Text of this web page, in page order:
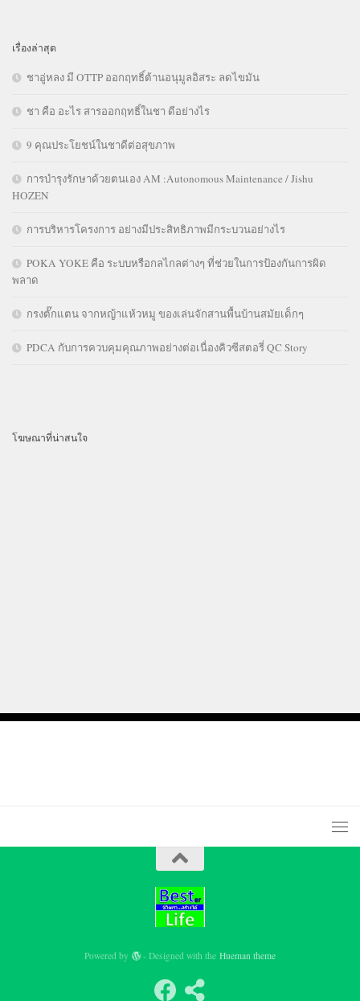
เรื่องล่าสุด
ชาอู่หลง มี OTTP ออกฤทธิ์ต้านอนุมูลอิสระ ลดไขมัน
ชา คือ อะไร สารออกฤทธิ์ในชา ดีอย่างไร
9 คุณประโยชน์ในชาดีต่อสุขภาพ
การบำรุงรักษาด้วยตนเอง AM :Autonomous Maintenance / Jishu
HOZEN
การบริหารโครงการ อย่างมีประสิทธิภาพมีกระบวนอย่างไร
POKA YOKE คือ ระบบหรือกลไกลต่างๆ ที่ช่วยในการป้องกันการผิด
พลาด
กรงตั๊กแตน จากหญ้าแห้วหมู ของเล่นจักสานพื้นบ้านสมัยเด็กๆ
PDCA กับการควบคุมคุณภาพอย่างต่อเนื่องคิวซีสตอรี่ QC Story
โฆษณาที่น่าสนใจ
Powered by - Designed with theHueman theme